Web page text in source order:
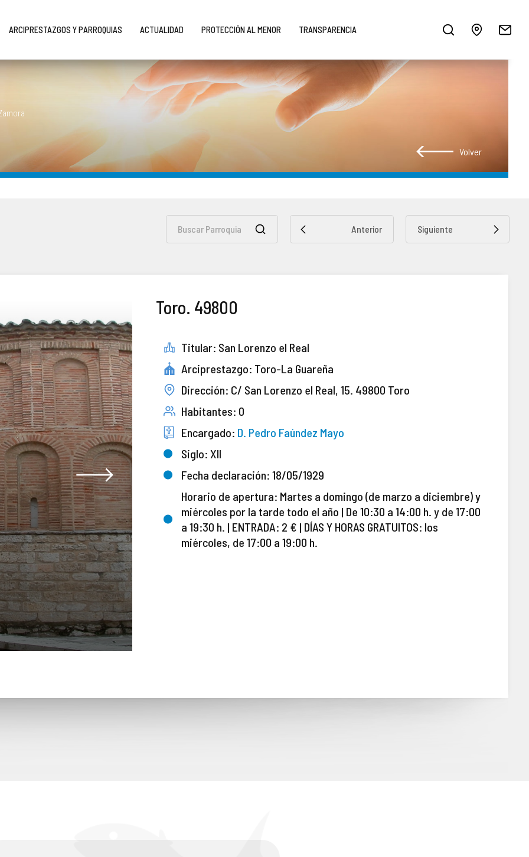
ARCIPRESTAZGOS Y PARROQUIAS ACTUALIDAD PROTECCIÓN AL MENOR TRANSPARENCIA
Volver
Anterior Siguiente
Toro. 49800
Titular: San Lorenzo el Real
Arciprestazgo: Toro-La Guareña
Dirección: C/ San Lorenzo el Real, 15. 49800 Toro
Habitantes: 0
Encargado: D. Pedro Faúndez Mayo
Siglo: XII
Fecha declaración: 18/05/1929
Horario de apertura: Martes a domingo (de marzo a diciembre) y
miércoles por la tarde todo el año | De 10:30 a 14:00 h. y de 17:00
a 19:30 h. | ENTRADA: 2 € | DÍAS Y HORAS GRATUITOS: los
miércoles, de 17:00 a 19:00 h.